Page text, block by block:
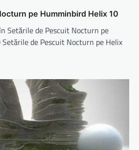
pe Humminbird Helix 10
Setările de Pescuit Nocturn pe
de Pescuit Nocturn pe Helix